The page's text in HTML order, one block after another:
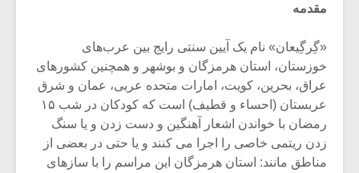
مقدمه
«گِرگِیعان» نام یک آیین سنتی رایج بین عرب‌های
خوزستان، استان هرمزگان و بوشهر و همچنین کشورهای
عراق، بحرین، کویت، امارات متحده عربی، عمان و شرق
عربستان (احساء و قطیف) است که کودکان در شب ۱۵
رمضان با خواندن اشعار آهنگین و دست زدن و یا سنگ
زدن ریتمی خاصی را اجرا می کنند و یا حتی در بعضی از
مناطق مانند: استان هرمزگان این مراسم را با سازهای